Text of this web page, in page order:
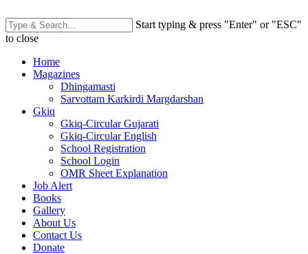
Start typing & press "Enter" or "ESC"
to close
Home
Magazines
Dhingamasti
Sarvottam Karkirdi Margdarshan
Gkiq
Gkiq-Circular Gujarati
Gkiq-Circular English
School Registration
School Login
OMR Sheet Explanation
Job Alert
Books
Gallery
About Us
Contact Us
Donate